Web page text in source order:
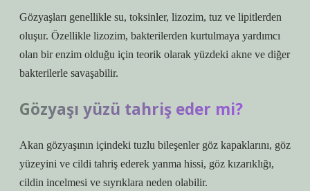
Gözyaşları genellikle su, toksinler, lizozim, tuz ve lipitlerden
oluşur. Özellikle lizozim, bakterilerden kurtulmaya yardımcı
olan bir enzim olduğu için teorik olarak yüzdeki akne ve diğer
bakterilerle savaşabilir.
Gözyaşı yüzü tahriş eder mi?
Akan gözyaşının içindeki tuzlu bileşenler göz kapaklarını, göz
yüzeyini ve cildi tahriş ederek yanma hissi, göz kızarıklığı,
cildin incelmesi ve sıyrıklara neden olabilir.